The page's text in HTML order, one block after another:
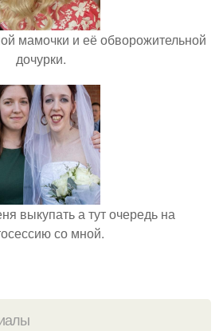
мамочки и её обворожительной
дочурки.
выкупать а тут очередь на
со мной.